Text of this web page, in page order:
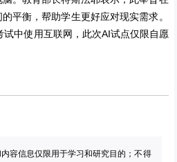
平衡，帮助学生更好应对现实需求。
中使用互联网，此次AI试点仅限自愿
容信息仅限用于学习和研究目的；不得